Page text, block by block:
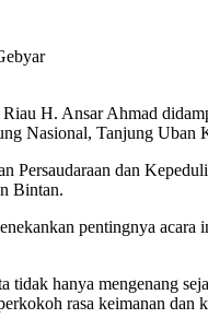
H. Ansar Ahmad
Nasional, Tanjung Uban
Persaudaraan dan
Bintan.
pentingnya
tidak hanya mengenang
rasa keimanan